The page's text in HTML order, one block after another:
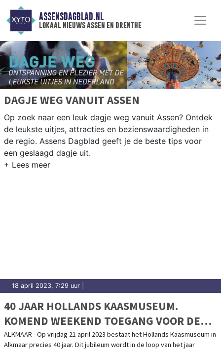
ASSENSDAGBLAD.NL
lokaal nieuws assen en drenthe
DAGJE WEG VANUIT ASSEN
Op zoek naar een leuk dagje weg vanuit Assen? Ontdek
de leukste uitjes, attracties en bezienswaardigheden in
de regio. Assens Dagblad geeft je de beste tips voor
een geslaagd dagje uit.
18 april 2023, 7:29 uur
40 JAAR HOLLANDS KAASMUSEUM.
KOMEND WEEKEND TOEGANG VOOR DE
PRIJZEN VAN 1983
ALKMAAR - Op vrijdag 21 april 2023 bestaat het Hollands Kaasmuseum in
Alkmaar precies 40 jaar. Dit jubileum wordt in de loop van het jaar